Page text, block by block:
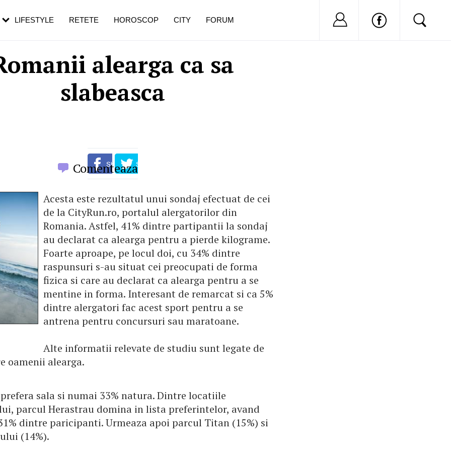
alearga ca sa
slabeasca
Comenteaza
Acesta este rezultatul unui sondaj efectuat de cei
de la CityRun.ro, portalul alergatorilor din
Romania. Astfel, 41% dintre partipantii la sondaj
au declarat ca alearga pentru a pierde kilograme.
Foarte aproape, pe locul doi, cu 34% dintre
raspunsuri s-au situat cei preocupati de forma
fizica si care au declarat ca alearga pentru a se
mentine in forma. Interesant de remarcat si ca 5%
dintre alergatori fac acest sport pentru a se
antrena pentru concursuri sau maratoane.
Alte informatii relevate de studiu sunt legate de
oamenii alearga.
sala si numai 33% natura. Dintre locatiile
parcul Herastrau domina in lista preferintelor, avand
dintre paricipanti. Urmeaza apoi parcul Titan (15%) si
(14%).
LIFESTYLE RETETE HOROSCOP CITY FORUM Nu ai cont?
pe măsură ce înaintezi în vârstă